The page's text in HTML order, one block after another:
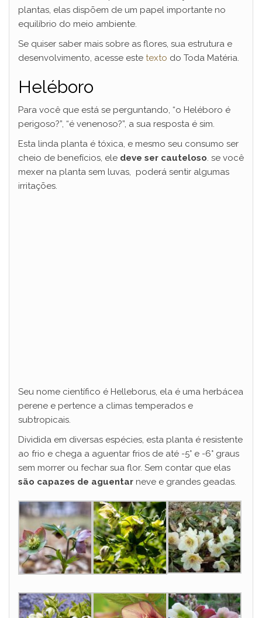
plantas, elas dispõem de um papel importante no
equilíbrio do meio ambiente.
Se quiser saber mais sobre as flores, sua estrutura e
desenvolvimento, acesse este texto do Toda Matéria.
Heléboro
Para você que está se perguntando, “o Heléboro é
perigoso?”, “é venenoso?”, a sua resposta é sim.
Esta linda planta é tóxica, e mesmo seu consumo ser
cheio de benefícios, ele deve ser cauteloso. se você
mexer na planta sem luvas, poderá sentir algumas
irritações.
Seu nome científico é Helleborus, ela é uma herbácea
perene e pertence a climas temperados e
subtropicais.
Dividida em diversas espécies, esta planta é resistente
ao frio e chega a aguentar frios de até -5° e -6° graus
sem morrer ou fechar sua flor. Sem contar que elas
são capazes de aguentar neve e grandes geadas.